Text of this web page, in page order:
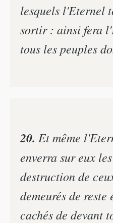
lesquels l'Eternel
sortir : ainsi fera
tous les peuples
20. Et même
enverra sur eux
destruction de
demeurés de reste
cachés de devant